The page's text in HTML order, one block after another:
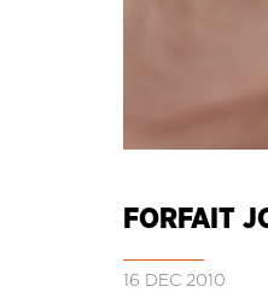
FORFAIT
16 DÉC 2010